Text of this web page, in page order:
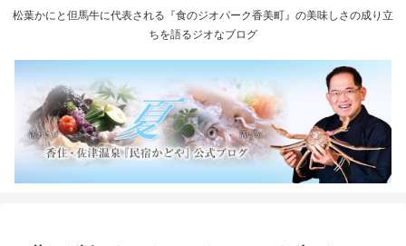
松葉かにと但馬牛に代表される『食のジオパーク香美町』の美味しさの成り立
ちを語るジオなブログ